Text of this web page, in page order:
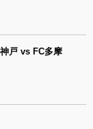
戸 vs FC多摩